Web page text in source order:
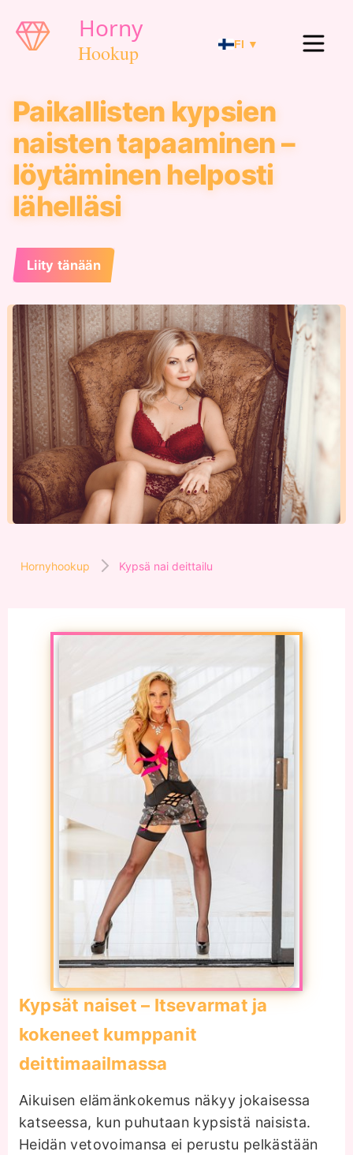
FI ▼
Paikallisten kypsien
naisten tapaaminen –
löytäminen helposti
lähelläsi
Liity tänään
Hornyhookup Kypsä nai deittailu
Kypsät naiset – Itsevarmat ja
kokeneet kumppanit
deittimaailmassa
Aikuisen elämänkokemus näkyy jokaisessa
katseessa, kun puhutaan kypsistä naisista.
Heidän vetovoimansa ei perustu pelkästään